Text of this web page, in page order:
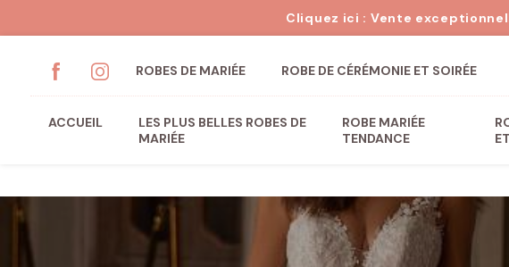
ROBES DE MARIÉE ROBE DE CÉRÉMONIE ET SOIRÉE
ACCUEIL
LES PLUS BELLES ROBES DE
MARIÉE
ROBE MARIÉE
TENDANCE